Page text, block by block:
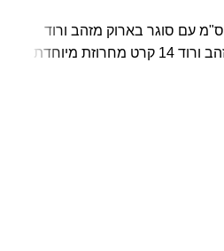
מחרוזת בארוק באורך 48ס"מ עם סוגר בארוק מזהב ורוד
במשקל 2.80 גרם וכדורי זהב ורוד 14 קרט מחרוזת מיוחדת